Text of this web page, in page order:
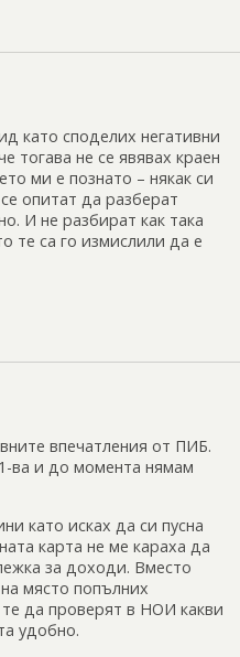
като споделих негативни
тогава не се явявах краен
ми е познато – някак си
опитат да разберат
И не разбират как така
те са го измислили да е
впечатления от ПИБ.
ва и до момента нямам
като исках да си пусна
карта не ме караха да
за доходи. Вместо
място попълних
да проверят в НОИ какви
удобно.